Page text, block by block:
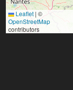
Leaflet | ©
OpenStreetMap
contributors